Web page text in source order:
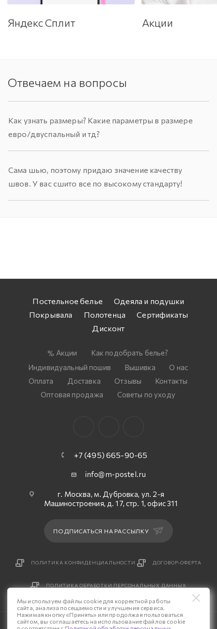
Яндекс Сплит Акции
Отвечаем на вопросы
Как узнать размеры? Какие параметры в размере
евро/двуспальный и тд?
Сама шью, поэтому придаю значение качеству
швов. У вас сшито все по высокому стандарту!
Постельное белье
Одеяла и подушки
Покрывала
Полотенца
Сертификаты
Дисконт
Акции
Как подобрать белье?
Индивидуальный пошив
Вышивка
О нас
Оплата
Доставка Отзывы
Контакты
Оптовая продажа
Советы по уходу
+7 (495) 665-90-65
info@m-postel.ru
г. Москва, м. Дубровка, ул. 2-я
Машиностроения, д. 17, стр. 1, офис 311
ПОДПИСАТЬСЯ НА РАССЫЛКУ
ПОЛИТИКА КОНФИДЕНЦИАЛЬНОСТИ ДОГОВОР-ОФЕРТА
ПОЛИТИКА ОБРАБОТКИ ПЕРСОНАЛЬНЫХ ДАННЫХ
Мы используем файлы cookie для корректной работы
сайта, анализа посещаемости и улучшения сервиса.
Нажимая кнопку «Принять» или продолжая пользоваться
сайтом, вы соглашаетесь на использование файлов cookie